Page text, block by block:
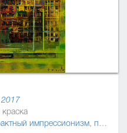
2017
импрессионизм, прецизионизм (пресижинизм)